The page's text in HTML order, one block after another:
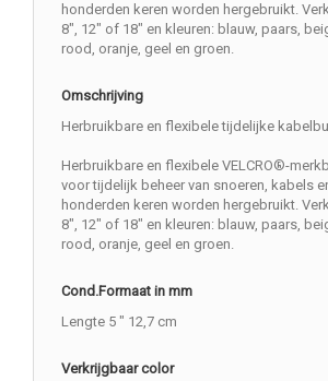
honderden keren worden hergebruikt.
8", 12" of 18" en kleuren: blauw, paars,
rood, oranje, geel en groen.
Omschrijving
Herbruikbare en flexibele tijdelijke
Herbruikbare en flexibele VELCRO®-
voor tijdelijk beheer van snoeren, kabels
honderden keren worden hergebruikt.
8", 12" of 18" en kleuren: blauw, paars,
rood, oranje, geel en groen.
Cond.Formaat in mm
Lengte 5 " 12,7 cm
Verkrijgbaar color